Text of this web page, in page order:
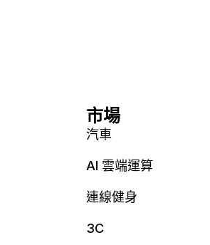
市場
汽車
AI 雲端運算
連線健身
3C